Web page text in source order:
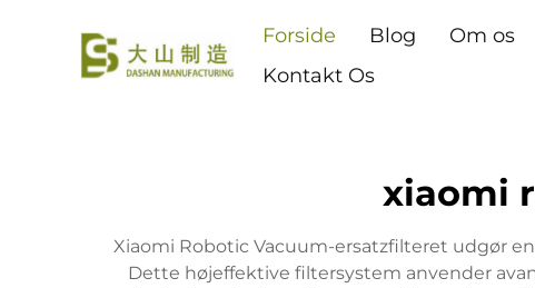
Forside Blog Om os
Kontakt Os
xiaomi
Xiaomi Robotic Vacuum-ersatzfilteret udgør
Dette højeffektive filtersystem anvender